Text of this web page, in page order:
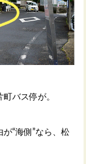
バス停が。
“海側”なら、松